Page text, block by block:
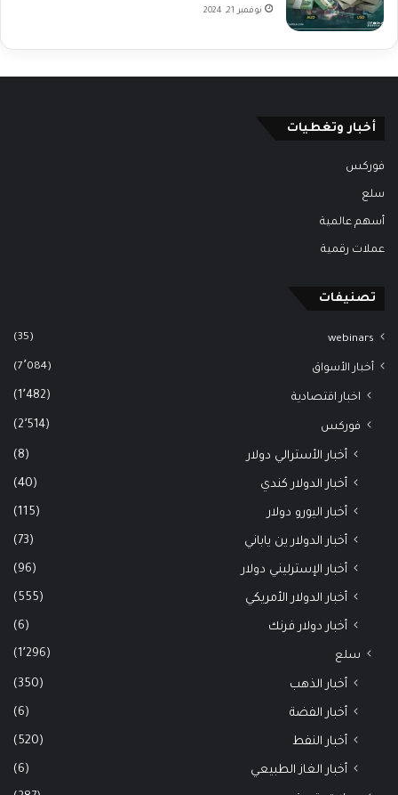
نوفمبر 21, 2024
أخبار وتغطيات
فوركس
سلع
أسهم عالمية
عملات رقمية
تصنيفات
webinars
(35)
أخبار الأسواق (7٬084)
اخبار اقتصادية (1٬482)
فوركس (2٬514)
أخبار الأسترالي دولار (8)
أخبار الدولار كندي (40)
أخبار اليورو دولار (115)
أخبار الدولار ين ياباني (73)
أخبار الإسترليني دولار (96)
أخبار الدولار الأمريكي (555)
أخبار دولار فرنك (6)
سلع (1٬296)
أخبار الذهب (350)
أخبار الفضة (6)
أخبار النفط (520)
أخبار الغاز الطبيعي (6)